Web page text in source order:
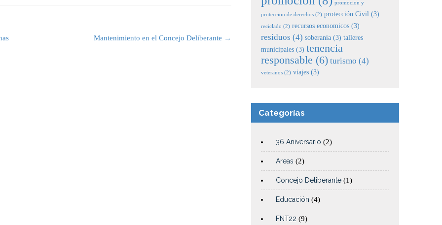
Mantenimiento en el Concejo Deliberante →
promocion y
proteccion de derechos (2) protección Civil (3)
reciclado (2) recursos economicos (3)
residuos (4) soberania (3) talleres
municipales (3) tenencia
responsable (6) turismo (4)
veteranos (2) viajes (3)
Categorías
36 Aniversario (2)
Areas (2)
Concejo Deliberante (1)
Educación (4)
FNT22 (9)